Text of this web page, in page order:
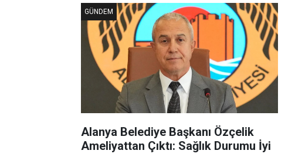
Alanya Belediye Başkanı Özçelik
Ameliyattan Çıktı: Sağlık Durumu İyi
GÜNDEM